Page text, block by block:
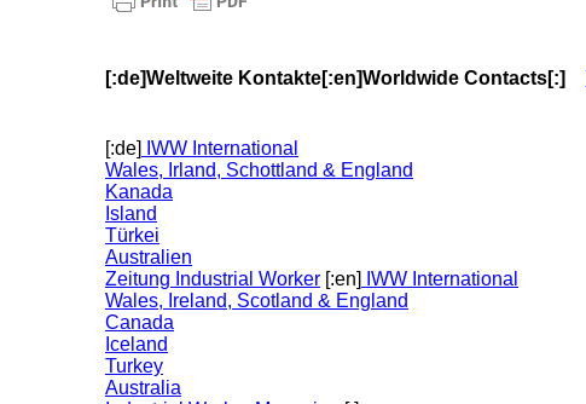
[:de]Weltweite Kontakte[:en]Worldwide Contacts[:]
[:de] IWW International
Wales, Irland, Schottland & England
Kanada
Island
Türkei
Australien
Zeitung Industrial Worker [:en] IWW International
Wales, Ireland, Scotland & England
Canada
Iceland
Turkey
Australia